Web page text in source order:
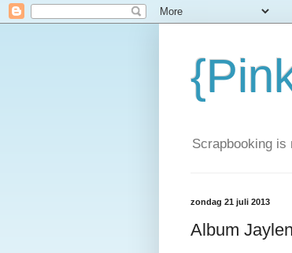
Scrapbooking
zondag 21 juli 2013
Album Jaylen